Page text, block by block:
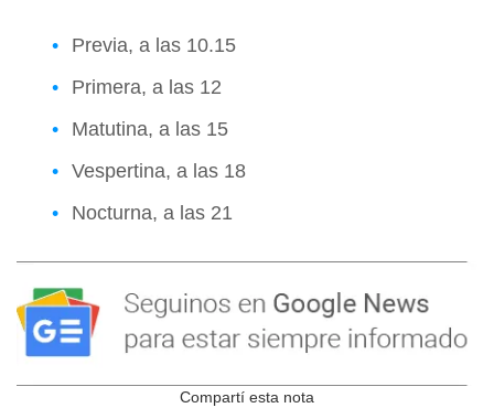
Previa, a las 10.15
Primera, a las 12
Matutina, a las 15
Vespertina, a las 18
Nocturna, a las 21